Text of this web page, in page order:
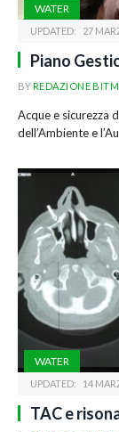
WATER
UPDATED: 27
Piano
BYREDAZIONE
Acque e sicurezza
dell’Ambiente e
WATER
UPDATED: 14
TAC e